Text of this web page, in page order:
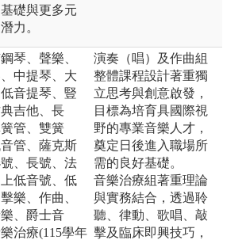
礎與更多元
力。
琴、聲樂、
中提琴、大
音提琴、豎
吉他、長
管、雙簧
管、薩克斯
、長號、法
低音號、低
樂、作曲、
、爵士音
治療(115學年
演奏（唱）及作曲組
整體課程設計著重獨
立思考與創意啟發，
目標為培育具國際視
野的專業音樂人才，
奠定日後進入職場所
需的良好基礎。
音樂治療組著重理論
與實務結合，透過聆
聽、律動、歌唱、敲
擊及臨床即興技巧，